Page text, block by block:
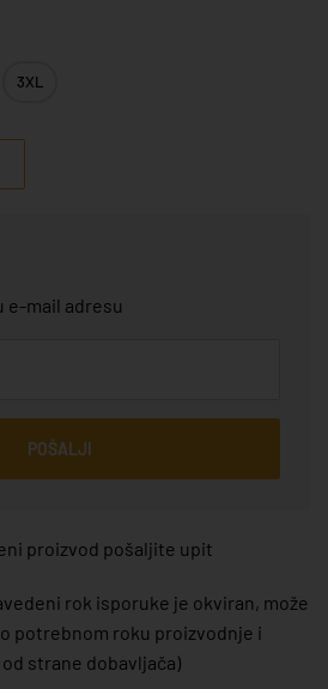
3XL
e-mail adresu
POŠALJI
proizvod pošaljite upit
rok isporuke je okviran, može
potrebnom roku proizvodnje i
strane dobavljača)